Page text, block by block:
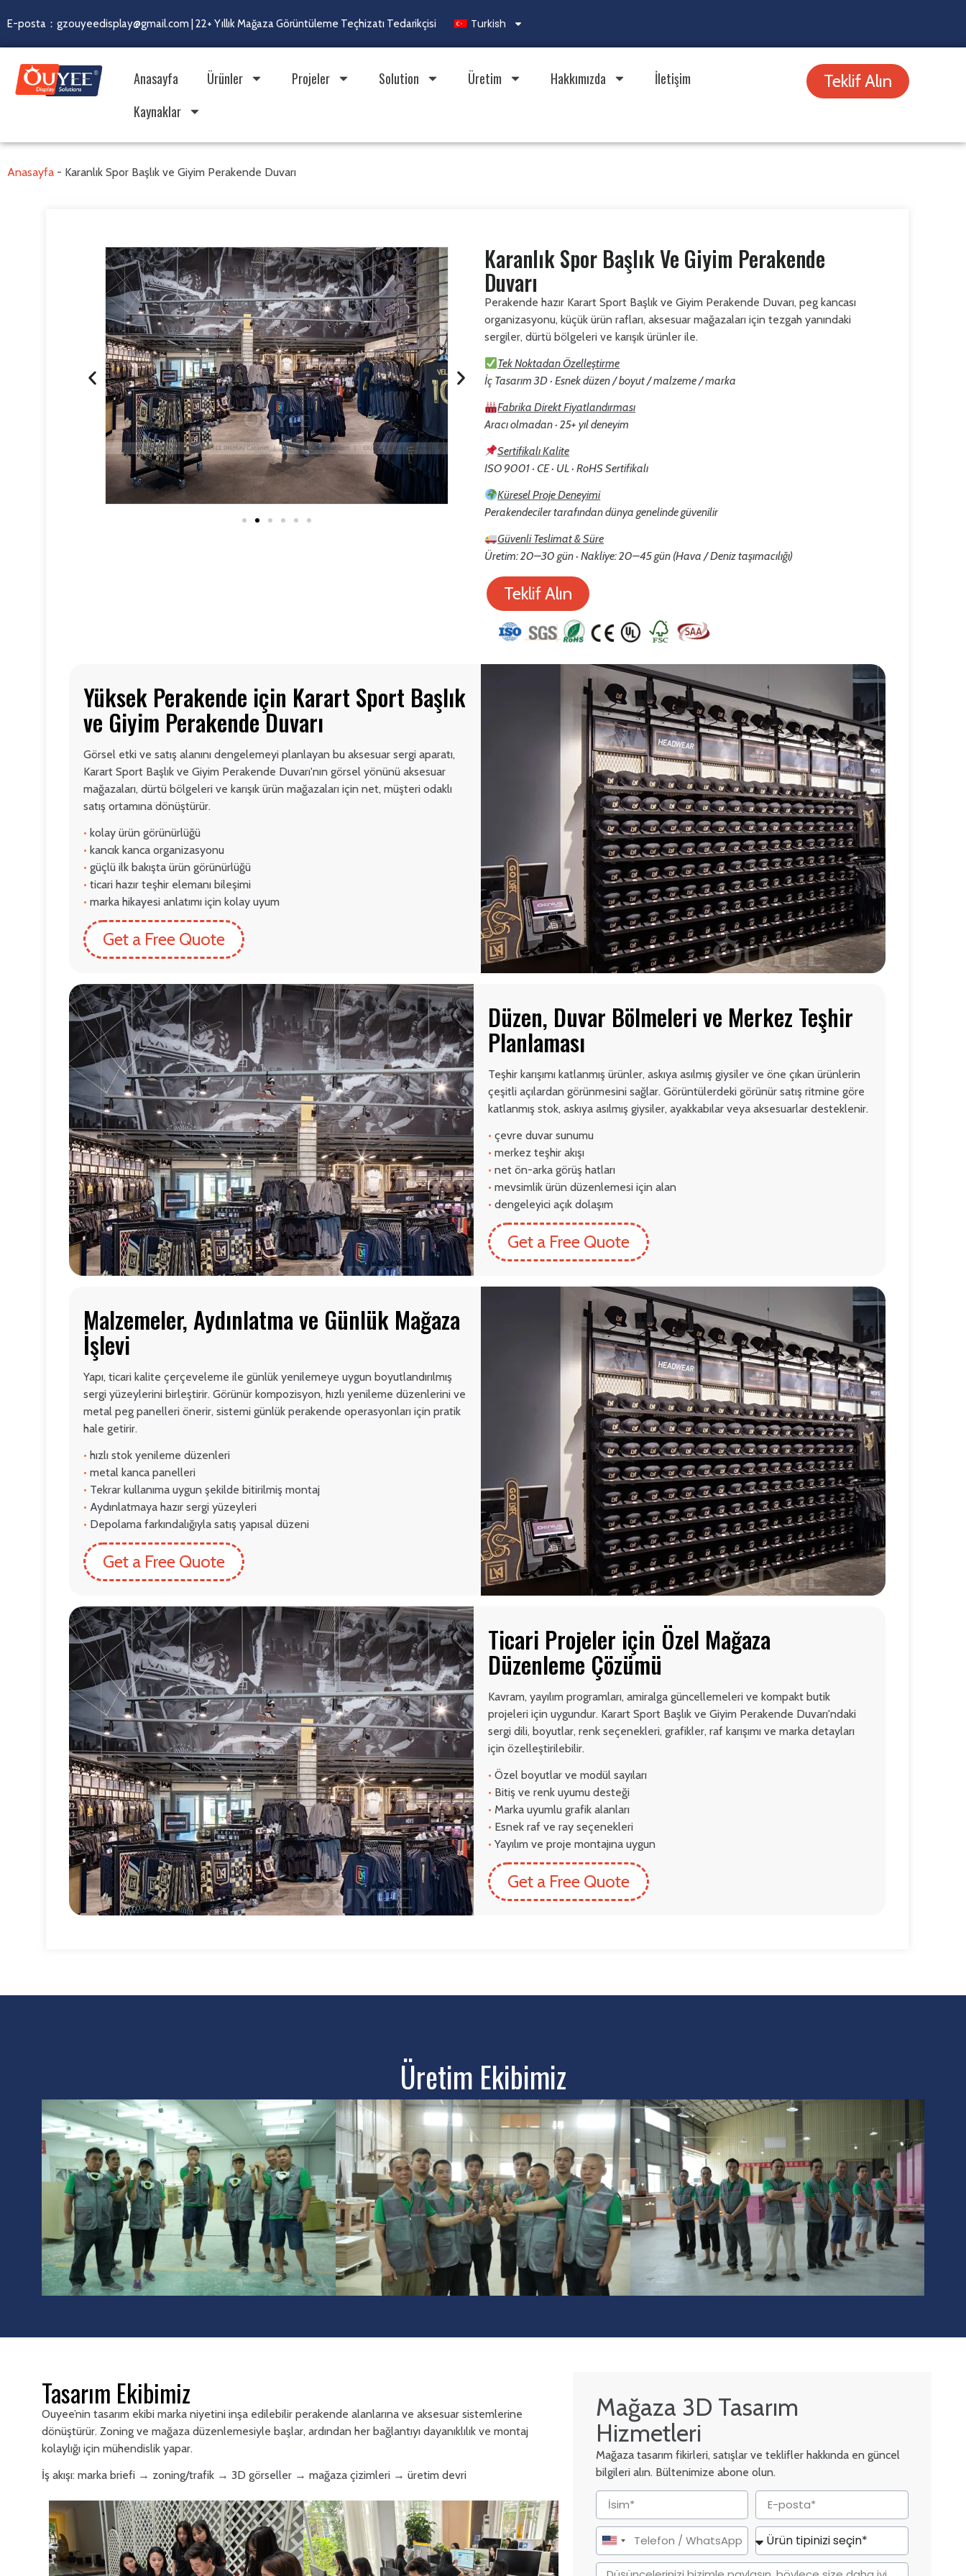
E-posta：gzouyeedisplay@gmail.com | 22+ Yıllık Mağaza Görüntüleme Teçhizatı Tedarikçisi Turkish
Anasayfa Ürünler Projeler Solution Üretim Hakkımızda
İletişim
Kaynaklar
Teklif Alın
Anasayfa - Karanlık Spor Başlık ve Giyim Perakende Duvarı
Karanlık Spor Başlık Ve Giyim Perakende
Duvarı
Perakende hazır Karart Sport Başlık ve Giyim Perakende Duvarı, peg kancası
organizasyonu, küçük ürün rafları, aksesuar mağazaları için tezgah yanındaki
sergiler, dürtü bölgeleri ve karışık ürünler ile.
Tek Noktadan Özelleştirme
İç Tasarım 3D · Esnek düzen / boyut / malzeme / marka
Fabrika Direkt Fiyatlandırması
Aracı olmadan · 25+ yıl deneyim
Sertifikalı Kalite
ISO 9001 · CE · UL · RoHS Sertifikalı
Küresel Proje Deneyimi
Perakendeciler tarafından dünya genelinde güvenilir
Güvenli Teslimat & Süre
Üretim: 20–30 gün · Nakliye: 20–45 gün (Hava / Deniz taşımacılığı)
Teklif Alın
Yüksek Perakende için Karart Sport Başlık
ve Giyim Perakende Duvarı
Görsel etki ve satış alanını dengelemeyi planlayan bu aksesuar sergi aparatı,
Karart Sport Başlık ve Giyim Perakende Duvarı'nın görsel yönünü aksesuar
mağazaları, dürtü bölgeleri ve karışık ürün mağazaları için net, müşteri odaklı
satış ortamına dönüştürür.
• kolay ürün görünürlüğü
• kancık kanca organizasyonu
• güçlü ilk bakışta ürün görünürlüğü
• ticari hazır teşhir elemanı bileşimi
• marka hikayesi anlatımı için kolay uyum
Get a Free Quote
Düzen, Duvar Bölmeleri ve Merkez Teşhir
Planlaması
Teşhir karışımı katlanmış ürünler, askıya asılmış giysiler ve öne çıkan ürünlerin
çeşitli açılardan görünmesini sağlar. Görüntülerdeki görünür satış ritmine göre
katlanmış stok, askıya asılmış giysiler, ayakkabılar veya aksesuarlar desteklenir.
• çevre duvar sunumu
• merkez teşhir akışı
• net ön-arka görüş hatları
• mevsimlik ürün düzenlemesi için alan
• dengeleyici açık dolaşım
Get a Free Quote
Malzemeler, Aydınlatma ve Günlük Mağaza
İşlevi
Yapı, ticari kalite çerçeveleme ile günlük yenilemeye uygun boyutlandırılmış
sergi yüzeylerini birleştirir. Görünür kompozisyon, hızlı yenileme düzenlerini ve
metal peg panelleri önerir, sistemi günlük perakende operasyonları için pratik
hale getirir.
• hızlı stok yenileme düzenleri
• metal kanca panelleri
• Tekrar kullanıma uygun şekilde bitirilmiş montaj
• Aydınlatmaya hazır sergi yüzeyleri
• Depolama farkındalığıyla satış yapısal düzeni
Get a Free Quote
Ticari Projeler için Özel Mağaza
Düzenleme Çözümü
Kavram, yayılım programları, amiralga güncellemeleri ve kompakt butik
projeleri için uygundur. Karart Sport Başlık ve Giyim Perakende Duvarı'ndaki
sergi dili, boyutlar, renk seçenekleri, grafikler, raf karışımı ve marka detayları
için özelleştirilebilir.
• Özel boyutlar ve modül sayıları
• Bitiş ve renk uyumu desteği
• Marka uyumlu grafik alanları
• Esnek raf ve ray seçenekleri
• Yayılım ve proje montajına uygun
Get a Free Quote
Üretim Ekibimiz
Tasarım Ekibimiz
Ouyee’nin tasarım ekibi marka niyetini inşa edilebilir perakende alanlarına ve aksesuar sistemlerine
dönüştürür. Zoning ve mağaza düzenlemesiyle başlar, ardından her bağlantıyı dayanıklılık ve montaj
kolaylığı için mühendislik yapar.
İş akışı: marka briefi → zoning/trafik → 3D görseller → mağaza çizimleri → üretim devri
Mağaza 3D Tasarım
Hizmetleri
Mağaza tasarım fikirleri, satışlar ve teklifler hakkında en güncel
bilgileri alın. Bültenimize abone olun.
United
States